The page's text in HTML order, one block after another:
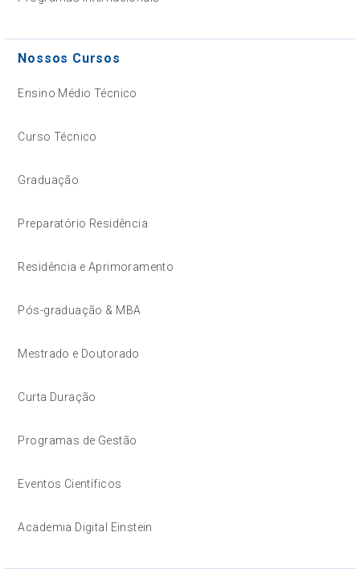
Nossos Cursos
Ensino Médio Técnico
Curso Técnico
Graduação
Preparatório Residência
Residência e Aprimoramento
Pós-graduação & MBA
Mestrado e Doutorado
Curta Duração
Programas de Gestão
Eventos Científicos
Academia Digital Einstein